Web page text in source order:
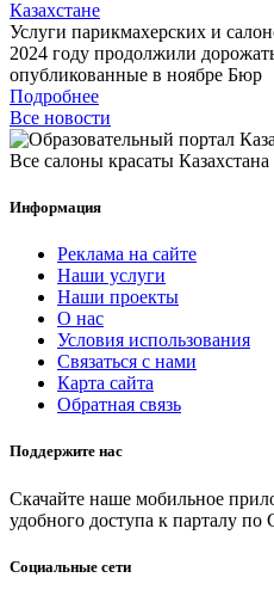
Казахстане
Услуги парикмахерских и
2024 году продолжили
опубликованные в ноябре Бюр
Подробнее
Все новости
Все салоны красаты Казахстана
Информация
Реклама на сайте
Наши услуги
Наши проекты
О нас
Условия использования
Связаться с нами
Карта сайта
Обратная связь
Поддержите нас
Скачайте наше мобильное
удобного доступа к парталу по
Социальные сети